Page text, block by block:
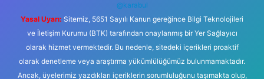
@karabul
Yasal Uyarı: Sitemiz, 5651 Sayılı Kanun gereğince Bilgi Teknolojileri
ve İletişim Kurumu (BTK) tarafından onaylanmış bir Yer Sağlayıcı
olarak hizmet vermektedir. Bu nedenle, sitedeki içerikleri proaktif
olarak denetleme veya araştırma yükümlülüğümüz bulunmamaktadır.
Ancak, üyelerimiz yazdıkları içeriklerin sorumluluğunu taşımakta olup,